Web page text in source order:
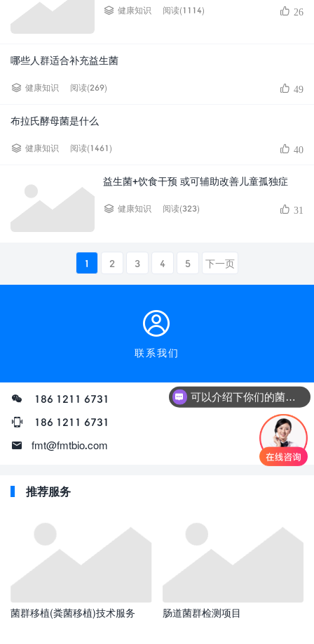
健康知识 阅读(1114) 26
哪些人群适合补充益生菌
健康知识 阅读(269) 49
布拉氏酵母菌是什么
健康知识 阅读(1461) 40
益生菌+饮食干预 或可辅助改善儿童孤独症
健康知识 阅读(323) 31
1 2 3 4 5 下一页
联系我们
186 1211 6731
186 1211 6731
fmt@fmtbio.com
推荐服务
菌群移植(粪菌移植)技术服务 肠道菌群检测项目
可以介绍下你们的菌群移植项目吗？
粪菌移植 检测 加盟费多少？